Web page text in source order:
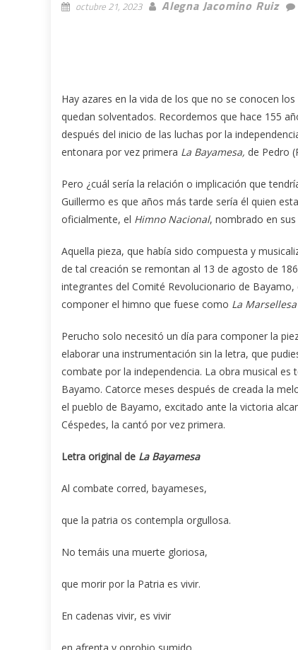
octubre 21, 2023 Alegna Jacomino Ruiz
Hay azares en la vida de los que no se conocen
quedan solventados. Recordemos que hace 155
después del inicio de las luchas por la
entonara por vez primera La Bayamesa, de Pedro
Pero ¿cuál sería la relación o implicación que
Guillermo es que años más tarde sería él quien
oficialmente, el Himno Nacional, nombrado en sus
Aquella pieza, que había sido compuesta y
de tal creación se remontan al 13 de agosto de
integrantes del Comité Revolucionario de
componer el himno que fuese como La Marsellesa
Perucho solo necesitó un día para componer la
elaborar una instrumentación sin la letra, que
combate por la independencia. La obra musical
Bayamo. Catorce meses después de creada la
el pueblo de Bayamo, excitado ante la victoria
Céspedes, la cantó por vez primera.
Letra original de La Bayamesa
Al combate corred, bayameses,
que la patria os contempla orgullosa.
No temáis una muerte gloriosa,
que morir por la Patria es vivir.
En cadenas vivir, es vivir